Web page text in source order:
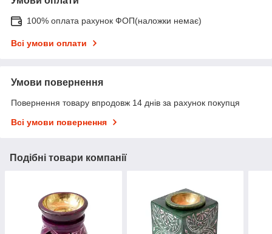
100% оплата рахунок ФОП(наложки немає)
Всі умови оплати
Умови повернення
Повернення товару впродовж 14 днів за рахунок покупця
Всі умови повернення
Подібні товари компанії